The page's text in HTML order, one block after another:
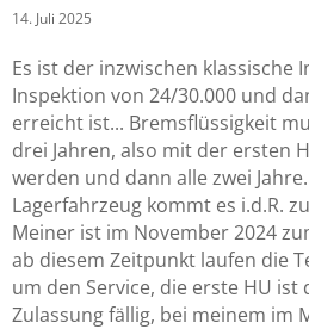
14. Juli 2025
Es ist der inzwischen klassische
Inspektion von 24/30.000 und
erreicht ist... Bremsflüssigkeit
drei Jahren, also mit der ersten
werden und dann alle zwei
Lagerfahrzeug kommt es i.d.R.
Meiner ist im November 2024
ab diesem Zeitpunkt laufen die
um den Service, die erste HU ist
Zulassung fällig, bei meinem im